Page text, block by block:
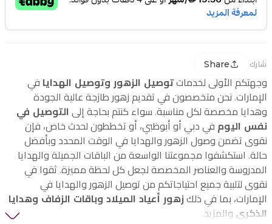
شارك Share
وجهتكم الأولى لخدمات توصيل الزهور وتوصيل الهدايا في
الإمارات. نحن متخصصون في تقديم زهور طازجة عالية الجودة
وهدايا مخصصة لكل مناسبة. سواء كنتم بحاجة إلى التوصيل في
نفس اليوم في دبي أو أبوظبي، أو تخططون لحدث خاص، فإن
نقوى تضمن وصول الزهور والهدايا في الوقت المحدد وبأفضل
حالة. استكشفوا مجموعتنا الواسعة من الباقات الجميلة والهدايا
المدروسة والعناصر المخصصة لجعل كل لحظة مميزة. ثقوا في
نقوى لتلبية جميع احتياجاتكم من توصيل الزهور والهدايا في
الإمارات، بما في ذلك زهور أعياد الميلاد وباقات الزفاف وهدايا
الذكرى والمزيد.